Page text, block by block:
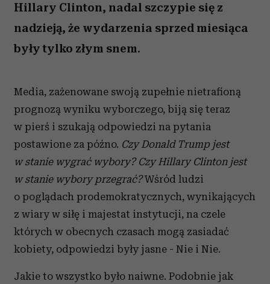
Hillary Clinton, nadal szczypie się z
nadzieją, że wydarzenia sprzed miesiąca
były tylko złym snem.
Media, zażenowane swoją zupełnie nietrafioną
prognozą wyniku wyborczego, biją się teraz
w pierś i szukają odpowiedzi na pytania
postawione za późno. Czy Donald Trump jest
w stanie wygrać wybory? Czy Hillary Clinton jest
w stanie wybory przegrać?Wśród ludzi
o poglądach prodemokratycznych, wynikających
z wiary w siłę i majestat instytucji, na czele
których w obecnych czasach mogą zasiadać
kobiety, odpowiedzi były jasne - Nie i Nie.
Jakie to wszystko było naiwne. Podobnie jak